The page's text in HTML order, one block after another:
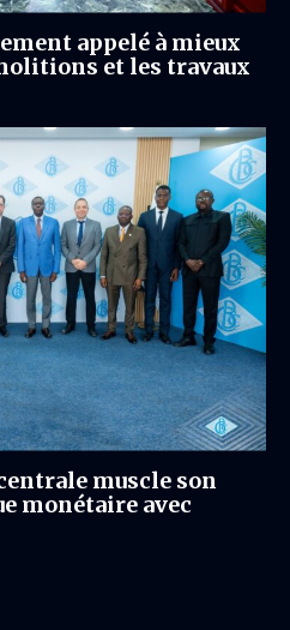
appelé à mieux
et les travaux
muscle son
monétaire avec